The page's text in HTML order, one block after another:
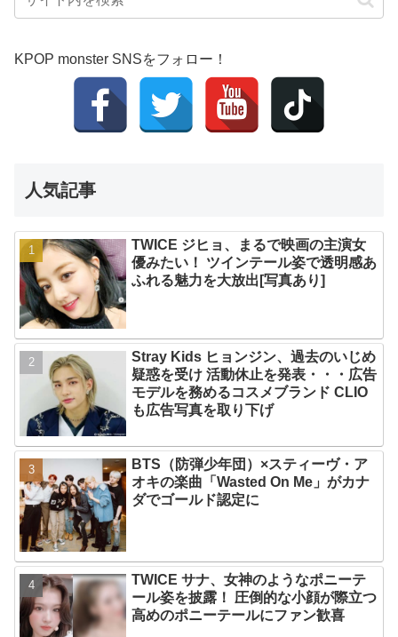
KPOP monster SNSをフォロー！
人気記事
TWICE ジヒョ、まるで映画の主演女
優みたい！ ツインテール姿で透明感あ
ふれる魅力を大放出[写真あり]
Stray Kids ヒョンジン、過去のいじめ
疑惑を受け 活動休止を発表・・・広告
モデルを務めるコスメブランド CLIO
も広告写真を取り下げ
BTS（防弾少年団）×スティーヴ・ア
オキの楽曲「Wasted On Me」がカナ
ダでゴールド認定に
TWICE サナ、女神のようなポニーテ
ール姿を披露！ 圧倒的な小顔が際立つ
高めのポニーテールにファン歓喜